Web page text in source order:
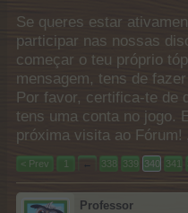
Se queres estar
participar nas nossas
começar o teu próprio
mensagem, tens de
Por favor, certifica-te de
tens uma conta no jogo.
próxima visita ao Fórum!
< Prev 1 ← 338 339 340 341
Professor